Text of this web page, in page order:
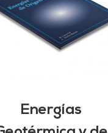
Energías
DETALLES